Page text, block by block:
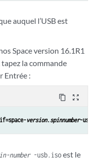
auquel l’USB est
Space version 16.1R1
la commande
Entrée :
content_copy zoom_out_map
version.spinnumber-
number-usb.isoest le